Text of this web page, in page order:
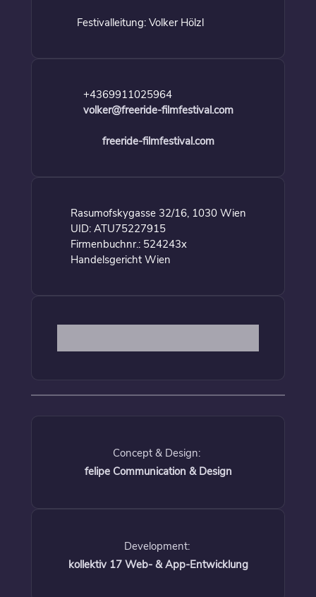
Festivalleitung: Volker Hölzl
+4369911025964
volker@freeride-filmfestival.com
freeride-filmfestival.com
Rasumofskygasse 32/16, 1030 Wien
UID: ATU75227915
Firmenbuchnr.: 524243x
Handelsgericht Wien
Concept & Design:
felipe Communication & Design
Development:
kollektiv 17 Web- & App-Entwicklung